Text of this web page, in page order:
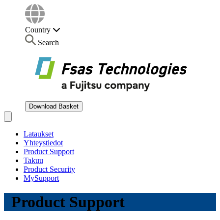
Country
Search
Download Basket
Lataukset
Yhteystiedot
Product Support
Takuu
Product Security
MySupport
Product Support